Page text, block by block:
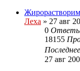
Леха » 27 авг
0
18155
27 авг